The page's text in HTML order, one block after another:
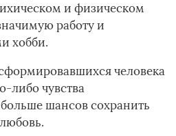
и физическом
работу и
хобби.
человека
либо чувства
шансов сохранить